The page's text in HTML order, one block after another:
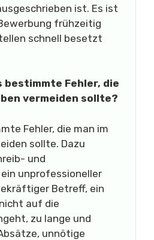
ist. Es ist
frühzeitig
schnell besetzt
bestimmte Fehler, die
vermeiden sollte?
Fehler, die man im
sollte. Dazu
und
unprofessioneller
Betreff, ein
auf die
zu lange und
unnötige